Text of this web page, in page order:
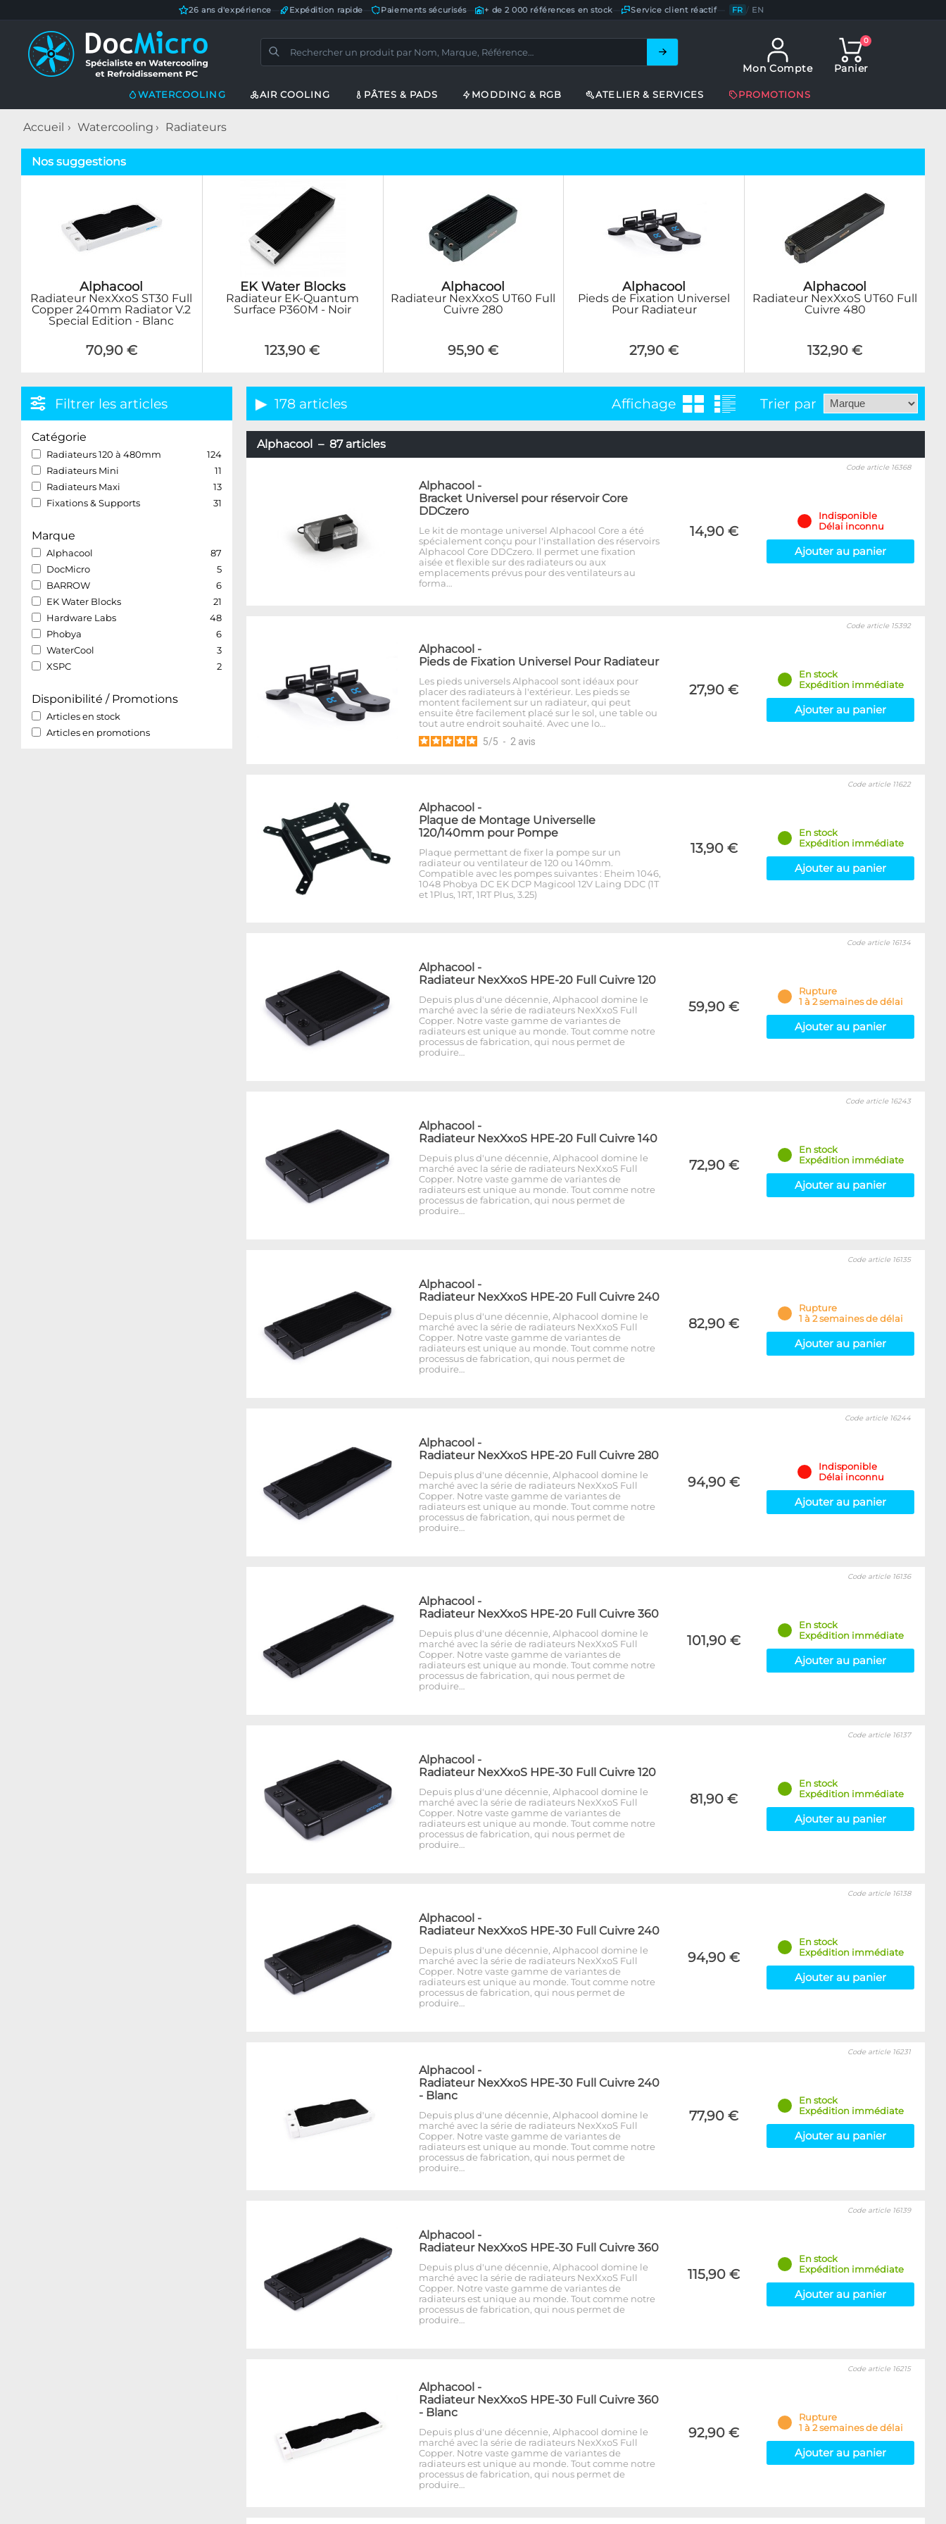
26 ans d'expérience Expédition rapide Paiements sécurisés— + de 2 000 références en stock Service client réactif— FR / EN
Mon Compte
0
Panier
WATERCOOLING AIR COOLING PÂTES & PADS MODDING & RGB ATELIER & SERVICES PROMOTIONS
Accueil Watercooling Radiateurs
Nos suggestions
Alphacool
Radiateur NexXxoS ST30 Full
Copper 240mm Radiator V.2
Special Edition - Blanc
70,90 €
EK Water Blocks
Radiateur EK-Quantum
Surface P360M - Noir
123,90 €
Alphacool
Radiateur NexXxoS UT60 Full
Cuivre 280
95,90 €
Alphacool
Pieds de Fixation Universel
Pour Radiateur
27,90 €
Alphacool
Radiateur NexXxoS UT60 Full
Cuivre 480
132,90 €
Filtrer les articles
Catégorie
Radiateurs 120 à 480mm
124
Radiateurs Mini
11
Radiateurs Maxi
13
Fixations & Supports
31
Marque
Alphacool
87
DocMicro
5
BARROW
6
EK Water Blocks
21
Hardware Labs
48
Phobya
6
WaterCool
3
XSPC
2
Disponibilité / Promotions
Articles en stock
Articles en promotions
178 articles Affichage Trier par
Alphacool – 87 articles
Alphacool -
Bracket Universel pour réservoir Core
DDCzero
Le kit de montage universel Alphacool Core a été
spécialement conçu pour l'installation des réservoirs
Alphacool Core DDCzero. Il permet une fixation
aisée et flexible sur des radiateurs ou aux
emplacements prévus pour des ventilateurs au
forma…
14,90 €
Code article 16368
Indisponible
Délai inconnu
Ajouter au panier
Alphacool -
Pieds de Fixation Universel Pour Radiateur
Les pieds universels Alphacool sont idéaux pour
placer des radiateurs à l'extérieur. Les pieds se
montent facilement sur un radiateur, qui peut
ensuite être facilement placé sur le sol, une table ou
tout autre endroit souhaité. Avec une lo…
5/5 - 2 avis
27,90 €
Code article 15392
En stock
Expédition immédiate
Ajouter au panier
Alphacool -
Plaque de Montage Universelle
120/140mm pour Pompe
Plaque permettant de fixer la pompe sur un
radiateur ou ventilateur de 120 ou 140mm.
Compatible avec les pompes suivantes : Eheim 1046,
1048 Phobya DC EK DCP Magicool 12V Laing DDC (1T
et 1Plus, 1RT, 1RT Plus, 3.25)
13,90 €
Code article 11622
En stock
Expédition immédiate
Ajouter au panier
Alphacool -
Radiateur NexXxoS HPE-20 Full Cuivre 120
Depuis plus d'une décennie, Alphacool domine le
marché avec la série de radiateurs NexXxoS Full
Copper. Notre vaste gamme de variantes de
radiateurs est unique au monde. Tout comme notre
processus de fabrication, qui nous permet de
produire…
59,90 €
Code article 16134
Rupture
1 à 2 semaines de délai
Ajouter au panier
Alphacool -
Radiateur NexXxoS HPE-20 Full Cuivre 140
Depuis plus d'une décennie, Alphacool domine le
marché avec la série de radiateurs NexXxoS Full
Copper. Notre vaste gamme de variantes de
radiateurs est unique au monde. Tout comme notre
processus de fabrication, qui nous permet de
produire…
72,90 €
Code article 16243
En stock
Expédition immédiate
Ajouter au panier
Alphacool -
Radiateur NexXxoS HPE-20 Full Cuivre 240
Depuis plus d'une décennie, Alphacool domine le
marché avec la série de radiateurs NexXxoS Full
Copper. Notre vaste gamme de variantes de
radiateurs est unique au monde. Tout comme notre
processus de fabrication, qui nous permet de
produire…
82,90 €
Code article 16135
Rupture
1 à 2 semaines de délai
Ajouter au panier
Alphacool -
Radiateur NexXxoS HPE-20 Full Cuivre 280
Depuis plus d'une décennie, Alphacool domine le
marché avec la série de radiateurs NexXxoS Full
Copper. Notre vaste gamme de variantes de
radiateurs est unique au monde. Tout comme notre
processus de fabrication, qui nous permet de
produire…
94,90 €
Code article 16244
Indisponible
Délai inconnu
Ajouter au panier
Alphacool -
Radiateur NexXxoS HPE-20 Full Cuivre 360
Depuis plus d'une décennie, Alphacool domine le
marché avec la série de radiateurs NexXxoS Full
Copper. Notre vaste gamme de variantes de
radiateurs est unique au monde. Tout comme notre
processus de fabrication, qui nous permet de
produire…
101,90 €
Code article 16136
En stock
Expédition immédiate
Ajouter au panier
Alphacool -
Radiateur NexXxoS HPE-30 Full Cuivre 120
Depuis plus d'une décennie, Alphacool domine le
marché avec la série de radiateurs NexXxoS Full
Copper. Notre vaste gamme de variantes de
radiateurs est unique au monde. Tout comme notre
processus de fabrication, qui nous permet de
produire…
81,90 €
Code article 16137
En stock
Expédition immédiate
Ajouter au panier
Alphacool -
Radiateur NexXxoS HPE-30 Full Cuivre 240
Depuis plus d'une décennie, Alphacool domine le
marché avec la série de radiateurs NexXxoS Full
Copper. Notre vaste gamme de variantes de
radiateurs est unique au monde. Tout comme notre
processus de fabrication, qui nous permet de
produire…
94,90 €
Code article 16138
En stock
Expédition immédiate
Ajouter au panier
Alphacool -
Radiateur NexXxoS HPE-30 Full Cuivre 240
- Blanc
Depuis plus d'une décennie, Alphacool domine le
marché avec la série de radiateurs NexXxoS Full
Copper. Notre vaste gamme de variantes de
radiateurs est unique au monde. Tout comme notre
processus de fabrication, qui nous permet de
produire…
77,90 €
Code article 16231
En stock
Expédition immédiate
Ajouter au panier
Alphacool -
Radiateur NexXxoS HPE-30 Full Cuivre 360
Depuis plus d'une décennie, Alphacool domine le
marché avec la série de radiateurs NexXxoS Full
Copper. Notre vaste gamme de variantes de
radiateurs est unique au monde. Tout comme notre
processus de fabrication, qui nous permet de
produire…
115,90 €
Code article 16139
En stock
Expédition immédiate
Ajouter au panier
Alphacool -
Radiateur NexXxoS HPE-30 Full Cuivre 360
- Blanc
Depuis plus d'une décennie, Alphacool domine le
marché avec la série de radiateurs NexXxoS Full
Copper. Notre vaste gamme de variantes de
radiateurs est unique au monde. Tout comme notre
processus de fabrication, qui nous permet de
produire…
92,90 €
Code article 16215
Rupture
1 à 2 semaines de délai
Ajouter au panier